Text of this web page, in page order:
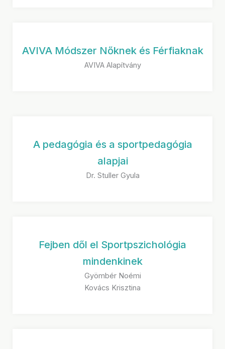
AVIVA Módszer Nőknek és Férfiaknak
AVIVA Alapítvány
A pedagógia és a sportpedagógia
alapjai
Dr. Stuller Gyula
Fejben dől el Sportpszichológia
mindenkinek
Gyömbér Noémi
Kovács Krisztina